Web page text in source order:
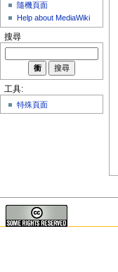
隨機頁面
Help about MediaWiki
搜尋
工具:
特殊頁面